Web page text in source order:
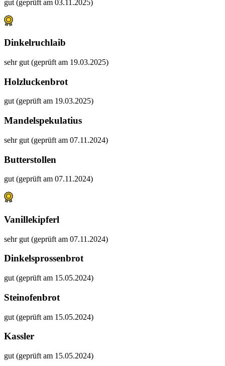
gut (geprüft am 03.11.2025)
Dinkelruchlaib
sehr gut (geprüft am 19.03.2025)
Holzluckenbrot
gut (geprüft am 19.03.2025)
Mandelspekulatius
sehr gut (geprüft am 07.11.2024)
Butterstollen
gut (geprüft am 07.11.2024)
Vanillekipferl
sehr gut (geprüft am 07.11.2024)
Dinkelsprossenbrot
gut (geprüft am 15.05.2024)
Steinofenbrot
gut (geprüft am 15.05.2024)
Kassler
gut (geprüft am 15.05.2024)